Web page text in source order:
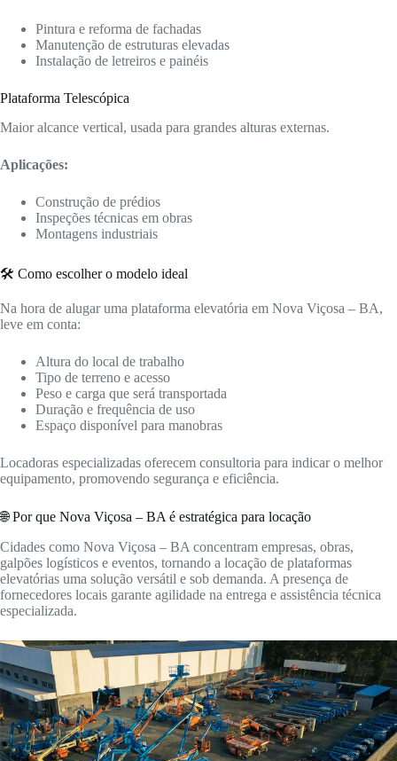
Pintura e reforma de fachadas
Manutenção de estruturas elevadas
Instalação de letreiros e painéis
Plataforma Telescópica
Maior alcance vertical, usada para grandes alturas externas.
Aplicações:
Construção de prédios
Inspeções técnicas em obras
Montagens industriais
🛠️ Como escolher o modelo ideal
Na hora de alugar uma plataforma elevatória em Nova Viçosa – BA,
leve em conta:
Altura do local de trabalho
Tipo de terreno e acesso
Peso e carga que será transportada
Duração e frequência de uso
Espaço disponível para manobras
Locadoras especializadas oferecem consultoria para indicar o melhor
equipamento, promovendo segurança e eficiência.
🌐 Por que Nova Viçosa – BA é estratégica para locação
Cidades como Nova Viçosa – BA concentram empresas, obras,
galpões logísticos e eventos, tornando a locação de plataformas
elevatórias uma solução versátil e sob demanda. A presença de
fornecedores locais garante agilidade na entrega e assistência técnica
especializada.